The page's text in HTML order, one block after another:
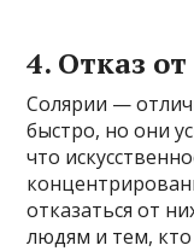
4. Отказ
Солярии —
быстро, но они
что
отказаться от
людям и тем,